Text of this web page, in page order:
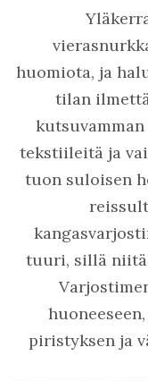
huomiota, ja
tilan
tekstiileitä ja
tuon suloisen
tuuri, sillä niitä
piristyksen ja